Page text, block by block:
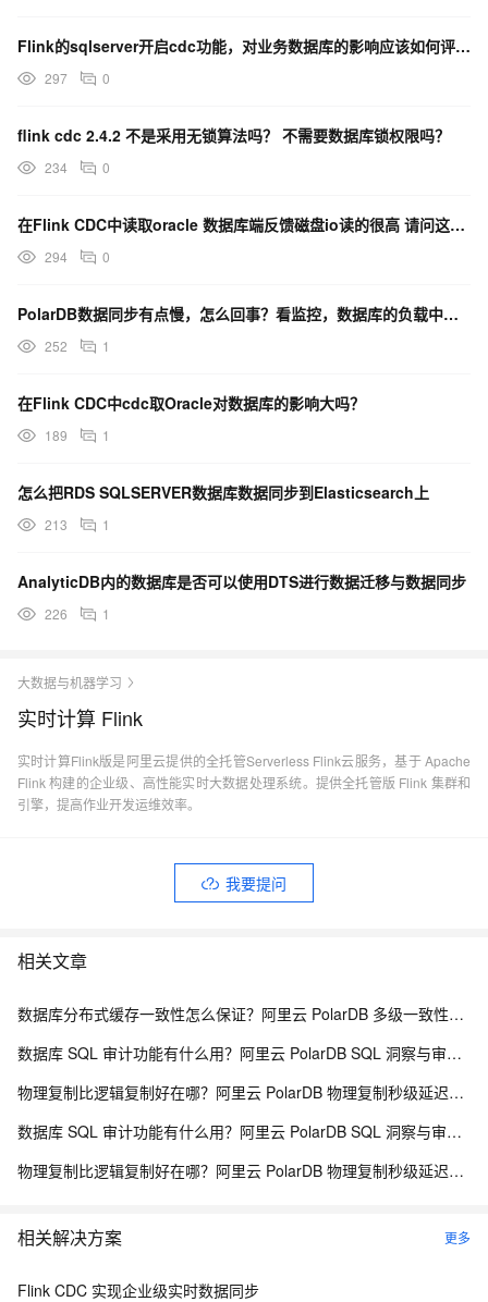
Flink的sqlserver开启cdc功能，对业务数据库的影响应该如何评估呢？
297 0
flink cdc 2.4.2 不是采用无锁算法吗？ 不需要数据库锁权限吗？
234 0
在Flink CDC中读取oracle 数据库端反馈磁盘io读的很高 请问这个应该如何解决？
294 0
PolarDB数据同步有点慢，怎么回事？看监控，数据库的负载中下，完全没跑起来，
252 1
在Flink CDC中cdc取Oracle对数据库的影响大吗？
189 1
怎么把RDS SQLSERVER数据库数据同步到Elasticsearch上
213 1
AnalyticDB内的数据库是否可以使用DTS进行数据迁移与数据同步
226 1
大数据与机器学习
实时计算 Flink
实时计算Flink版是阿里云提供的全托管Serverless Flink云服务，基于 Apache
Flink 构建的企业级、高性能实时大数据处理系统。提供全托管版 Flink 集群和
引擎，提高作业开发运维效率。
我要提问
相关文章
数据库分布式缓存一致性怎么保证？阿里云 PolarDB 多级一致性架构解析
数据库 SQL 审计功能有什么用？阿里云 PolarDB SQL 洞察与审计解析
物理复制比逻辑复制好在哪？阿里云 PolarDB 物理复制秒级延迟解析
数据库 SQL 审计功能有什么用？阿里云 PolarDB SQL 洞察与审计解析
物理复制比逻辑复制好在哪？阿里云 PolarDB 物理复制秒级延迟解析
相关解决方案 更多
Flink CDC 实现企业级实时数据同步